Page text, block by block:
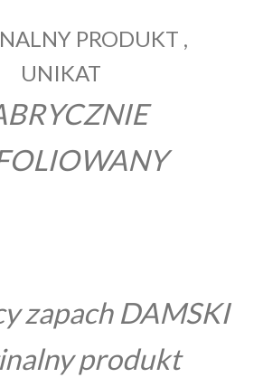
PRODUKT ,
UNIKAT
zapach DAMSKI
produkt